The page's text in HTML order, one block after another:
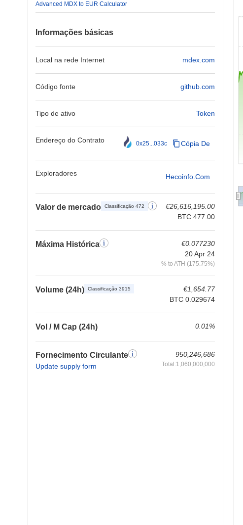
Advanced MDX to EUR Calculator
Informações básicas
Local na rede Internet mdex.com
Código fonte github.com
Tipo de ativo Token
Endereço do Contrato 0x25...033c Cópia De
Exploradores Hecoinfo.com
Valor de mercado Classificação 472
€26,616,195.00
BTC 477.00
Máxima Histórica
€0.077230
20 Apr 24
% to ATH (175.75%)
Volume (24h) Classificação 3915
€1,654.77
BTC 0.029674
Vol / M Cap (24h) 0.01%
Fornecimento Circulante
Update supply form
950,246,686
Total:1,060,000,000